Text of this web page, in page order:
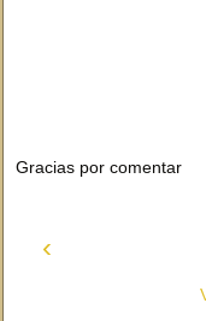
Gracias por comentar
‹